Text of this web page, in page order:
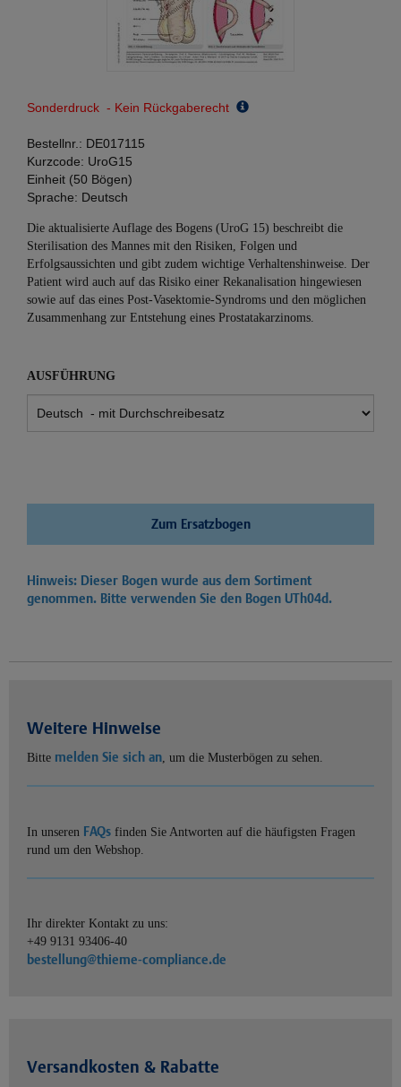
Sonderdruck - Kein Rückgaberecht
Bestellnr.: DE017115
Kurzcode: UroG15
Einheit (50 Bögen)
Sprache: Deutsch
Die aktualisierte Auflage des Bogens (UroG 15) beschreibt die
Sterilisation des Mannes mit den Risiken, Folgen und
Erfolgsaussichten und gibt zudem wichtige Verhaltenshinweise. Der
Patient wird auch auf das Risiko einer Rekanalisation hingewiesen
sowie auf das eines Post-Vasektomie-Syndroms und den möglichen
Zusammenhang zur Entstehung eines Prostatakarzinoms.
AUSFÜHRUNG
Zum Ersatzbogen
Hinweis: Dieser Bogen wurde aus dem Sortiment
genommen. Bitte verwenden Sie den Bogen UTh04d.
Weitere Hinweise
Bitte melden Sie sich an, um die Musterbögen zu sehen.
In unseren FAQs finden Sie Antworten auf die häufigsten Fragen
rund um den Webshop.
Ihr direkter Kontakt zu uns:
+49 9131 93406-40
bestellung@thieme-compliance.de
Versandkosten & Rabatte